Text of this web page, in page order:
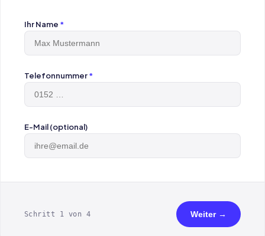
Ihr Name *
Telefonnummer*
E-Mail (optional)
Schritt 1 von 4 Weiter →